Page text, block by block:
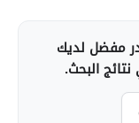
مفضل لديك
البحث.